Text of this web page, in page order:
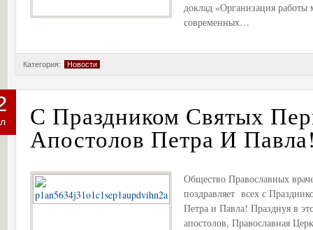
доклад «Организация
современных…
Категория: Новости
С Праздником Святых
Апостолов Петра И
Общество Православных
поздравляет всех с
Петра и Павла! Празднуя в
апостолов, Православная